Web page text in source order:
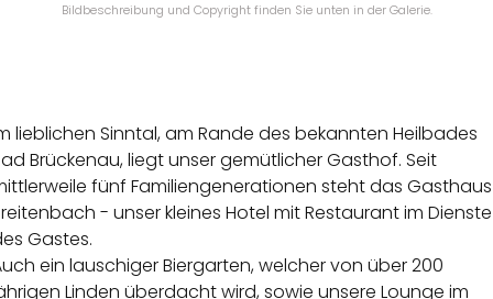
Bildbeschreibung und Copyright finden Sie unten in der Galerie.
lieblichen Sinntal, am Rande des bekannten Heilbades
Brückenau, liegt unser gemütlicher Gasthof. Seit
fünf Familiengenerationen steht das Gasthaus
- unser kleines Hotel mit Restaurant im Dienste
Gastes.
ein lauschiger Biergarten, welcher von über 200
Linden überdacht wird, sowie unsere Lounge im